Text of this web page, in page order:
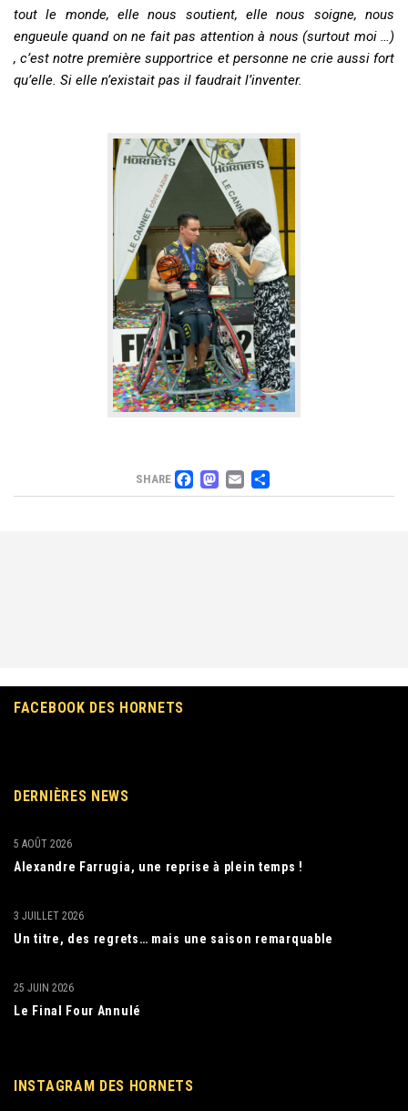
tout le monde, elle nous soutient, elle nous soigne, nous
engueule quand on ne fait pas attention à nous (surtout moi …)
, c’est notre première supportrice et personne ne crie aussi fort
qu’elle. Si elle n’existait pas il faudrait l’inventer.
SHARE FACEBOOK
MASTODON
EMAIL
PARTAGER
FACEBOOK DES HORNETS
DERNIÈRES NEWS
Alexandre Farrugia, une reprise à plein temps !
5 AOÛT 2026
Un titre, des regrets… mais une saison remarquable
3 JUILLET 2026
Le Final Four Annulé
25 JUIN 2026
INSTAGRAM DES HORNETS